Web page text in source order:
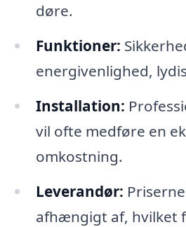
døre.
Funktioner:
energivenlighed,
Installation:
vil ofte medføre en
omkostning.
Leverandør:
afhængigt af, hvilket